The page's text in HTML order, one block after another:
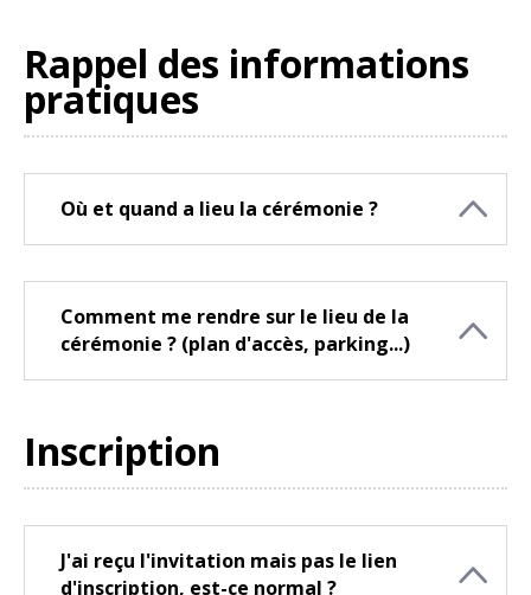
Rappel des informations
pratiques
Où et quand a lieu la cérémonie ?
Comment me rendre sur le lieu de la
cérémonie ? (plan d'accès, parking...)
Inscription
J'ai reçu l'invitation mais pas le lien
d'inscription, est-ce normal ?